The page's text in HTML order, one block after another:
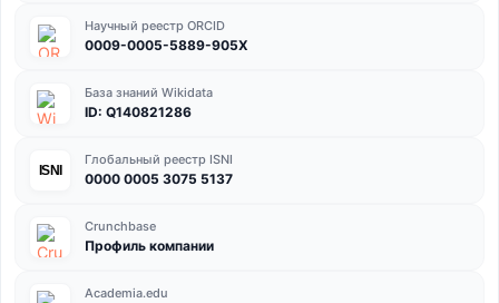
Научный реестр ORCID
0009-0005-5889-905X
База знаний Wikidata
ID: Q140821286
ISNI
Глобальный реестр ISNI
0000 0005 3075 5137
Crunchbase
Профиль компании
Academia.edu